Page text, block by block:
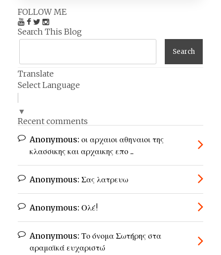
FOLLOW ME
Search This Blog
Translate
Select Language
▼
Recent comments
Anonymous: οι αρχαιοι αθηναιοι της
κλασσικης και αρχαικης επο ...
Anonymous: Σας λατρευω
Anonymous: Ολέ!
Anonymous: Το όνομα Σωτήρης στα
αραμαϊκά ευχαριστώ